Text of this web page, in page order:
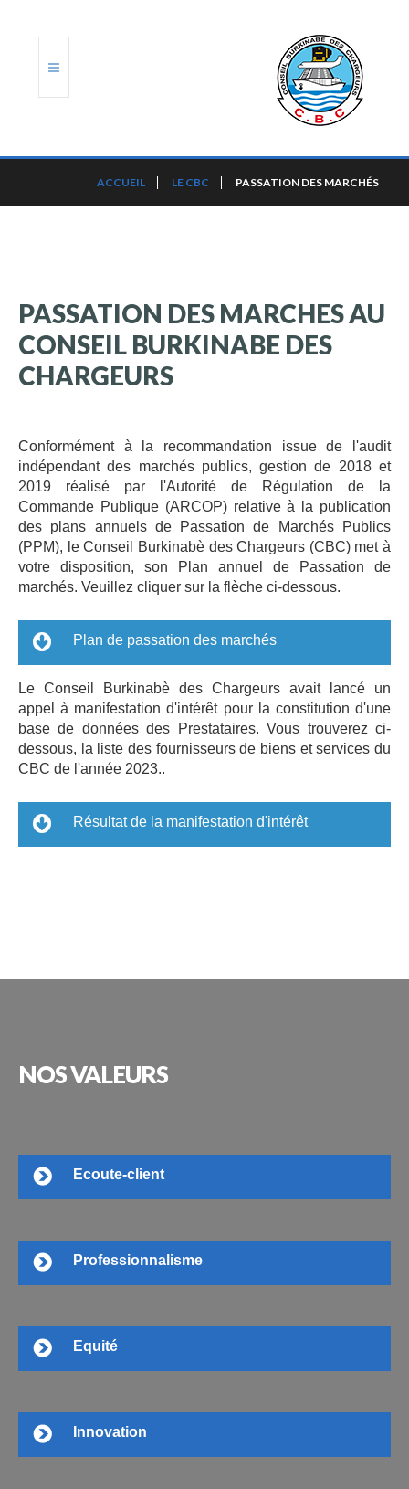
PORTS ET PLATEFORMES
RÈGLEMENTATION
CONTACT
ACCUEIL LE CBC PASSATION DES MARCHÉS
PASSATION DES MARCHESAU
CONSEIL BURKINABE DES
CHARGEURS
Conformément à la recommandation issue de l'audit
indépendant des marchés publics, gestion de 2018 et
2019 réalisé par l'Autorité de Régulation de la
Commande Publique (ARCOP) relative à la publication
des plans annuels de Passation de Marchés Publics
(PPM), le Conseil Burkinabè des Chargeurs (CBC) met à
votre disposition, son Plan annuel de Passation de
marchés. Veuillez cliquer sur la flèche ci-dessous.
Plan de passation des marchés
Le Conseil Burkinabè des Chargeurs avait lancé un
appel à manifestation d'intérêt pour la constitution d'une
base de données des Prestataires. Vous trouverez ci-
dessous, la liste des fournisseurs de biens et services du
CBC de l'année 2023..
Résultat de la manifestation d'intérêt
NOSVALEURS
Ecoute-client
Professionnalisme
Equité
Innovation